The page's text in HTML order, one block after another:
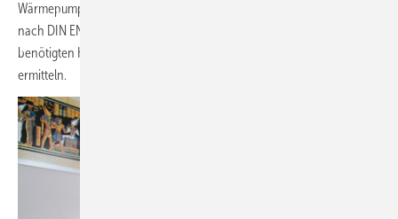
Wärmepumpensystemen eine präzise Wärmebedarfsberechnung
nach DIN EN 12831 und bei Bedarf ist raumweise neben der
benötigten Heizleistung auch die erforderliche Kühlleistung zu
ermitteln.